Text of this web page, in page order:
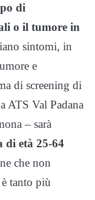
di
o il tumore in
sintomi, in
e
di screening di
ATS Val Padana
– sarà
di età 25-64
che non
tanto più